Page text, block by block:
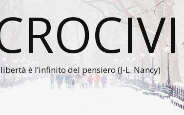
è l’infinito del pensiero (J-L. Nancy)